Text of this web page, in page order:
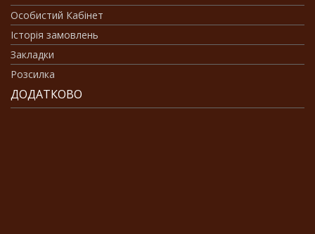
Особистий Кабінет
Історія замовлень
Закладки
Розсилка
ДОДАТКОВО